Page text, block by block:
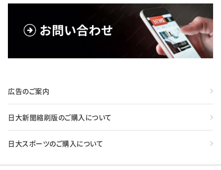
広告のご案内
日大新聞縮刷版のご購入について
日大スポーツのご購入について